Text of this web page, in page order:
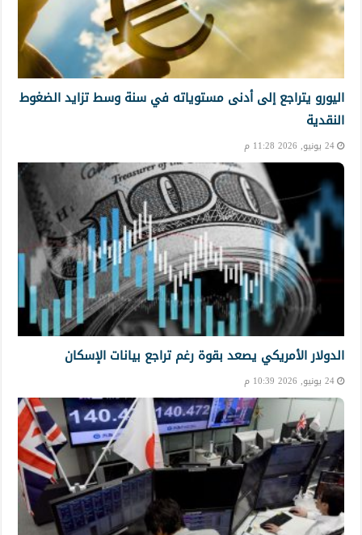
اليورو يتراجع إلى أدنى مستوياته في سنة وسط تزايد الضغوط
النقدية
24 يونيو, 2026 11:28 م
الدولار الأمريكي يصعد بقوة رغم تراجع بيانات الإسكان
24 يونيو, 2026 10:39 م